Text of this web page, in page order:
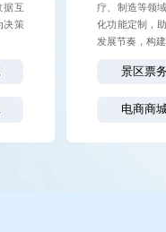
据互
决策
疗、制造等领
化功能定制，
发展节奏，构
景区票
电商商